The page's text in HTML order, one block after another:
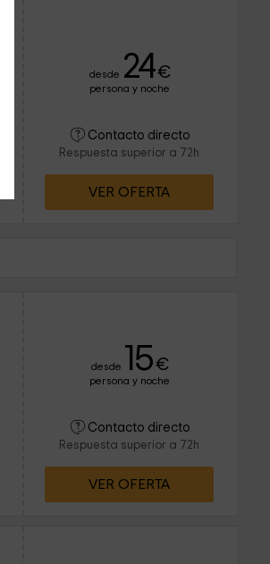
desde 24€
persona y noche
Contacto directo
Respuesta superior a 72h
VER OFERTA
desde 15€
persona y noche
Contacto directo
Respuesta superior a 72h
VER OFERTA